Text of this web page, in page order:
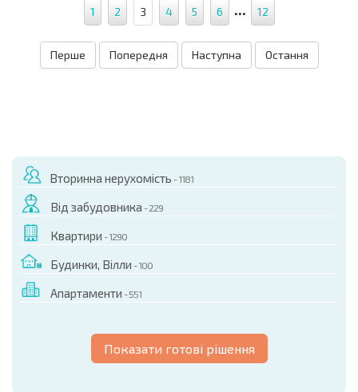
1 2 3 4 5 6 ... 12
Перше Попередня Наступна Остання
Вторинна нерухомість - 1181
Від забудовника - 229
Квартири - 1290
Будинки, Вілли - 100
Апартаменти - 551
Показати готові рішення